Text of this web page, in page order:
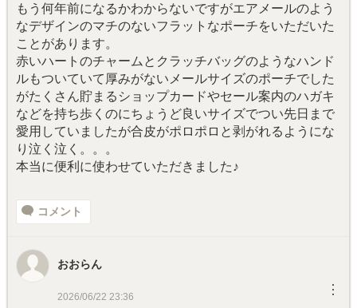
もう何年前になるかわからないですがエアメールのよう
なデザインのマチのないフラットなポーチをいただいた
ことがあります。
赤いハートのチャームとクラッチバッグのようなハンド
ルもついていて厚みがないメールサイズのポーチでした
がたくさん貯まるショップカードやセール案内のハガキ
などを持ち歩くのにちょうど良いサイズでつい先日まで
愛用していましたが合皮がポロポロと剥がれるようにな
り泣く泣く。。。
本当に便利に使わせていただきました♪
コメント
おおらん
2026/06/22 23:36 ︙